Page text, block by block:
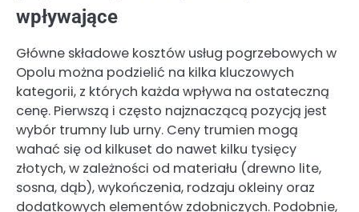
wpływające
Główne składowe kosztów usług pogrzebowych w
Opolu można podzielić na kilka kluczowych
kategorii, z których każda wpływa na ostateczną
cenę. Pierwszą i często najznaczącą pozycją jest
wybór trumny lub urny. Ceny trumien mogą
wahać się od kilkuset do nawet kilku tysięcy
złotych, w zależności od materiału (drewno lite,
sosna, dąb), wykończenia, rodzaju okleiny oraz
dodatkowych elementów zdobniczych. Podobnie,